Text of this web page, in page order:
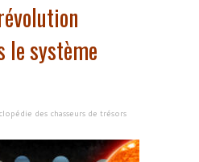
le système
des chasseurs de trésors